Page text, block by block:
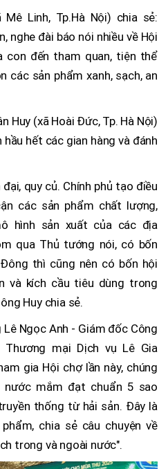
Linh, Tp.Hà Nội) chia sẻ:
nghe đài báo nói nhiều về Hội
con đến tham quan, tiện thể
các sản phẩm xanh, sạch, an
Huy (xã Hoài Đức, Tp. Hà Nội)
hết các gian hàng và đánh
quy củ. Chính phủ tạo điều
các sản phẩm chất lượng,
hình sản xuất của các địa
qua Thủ tướng nói, có bốn
thì cũng nên có bốn hội
và kích cầu tiêu dùng trong
Huy chia sẻ.
Ngọc Anh - Giám đốc Công
mại Dịch vụ Lê Gia
gia Hội chợ lần này, chúng
mắm đạt chuẩn 5 sao
thống từ hải sản. Đây là
chia sẻ câu chuyện về
trong và ngoài nước".